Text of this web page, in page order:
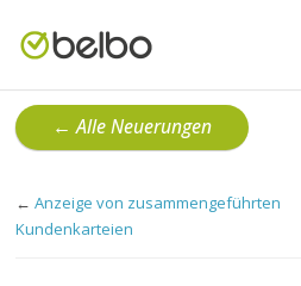
← Alle Neuerungen
← Anzeige von zusammengeführten
Kundenkarteien